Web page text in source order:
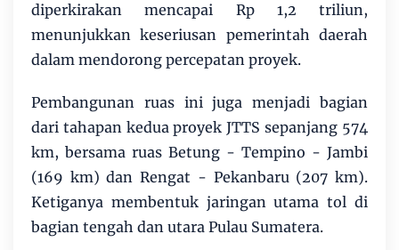
diperkirakan mencapai Rp 1,2 triliun,
menunjukkan keseriusan pemerintah daerah
dalam mendorong percepatan proyek.
Pembangunan ruas ini juga menjadi bagian
dari tahapan kedua proyek JTTS sepanjang 574
km, bersama ruas Betung - Tempino - Jambi
(169 km) dan Rengat - Pekanbaru (207 km).
Ketiganya membentuk jaringan utama tol di
bagian tengah dan utara Pulau Sumatera.